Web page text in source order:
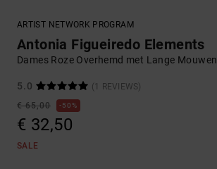
ARTIST NETWORK PROGRAM
Antonia Figueiredo Elements
Dames Roze Overhemd met Lange Mouwen
5.0
(1 REVIEWS)
€ 65,00
50%
€ 32,50
SALE